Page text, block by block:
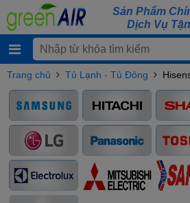
Sản Phẩm
Dịch Vụ
Trang chủ Tủ Lạnh - Tủ Đông